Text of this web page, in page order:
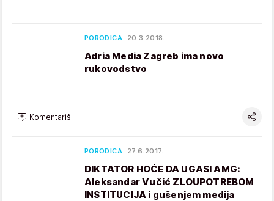
PORODICA 20.3.2018.
Adria Media Zagreb ima novo
rukovodstvo
Komentariši
PORODICA 27.6.2017.
DIKTATOR HOĆE DA UGASI AMG:
Aleksandar Vučić ZLOUPOTREBOM
INSTITUCIJA i gušenjem medija